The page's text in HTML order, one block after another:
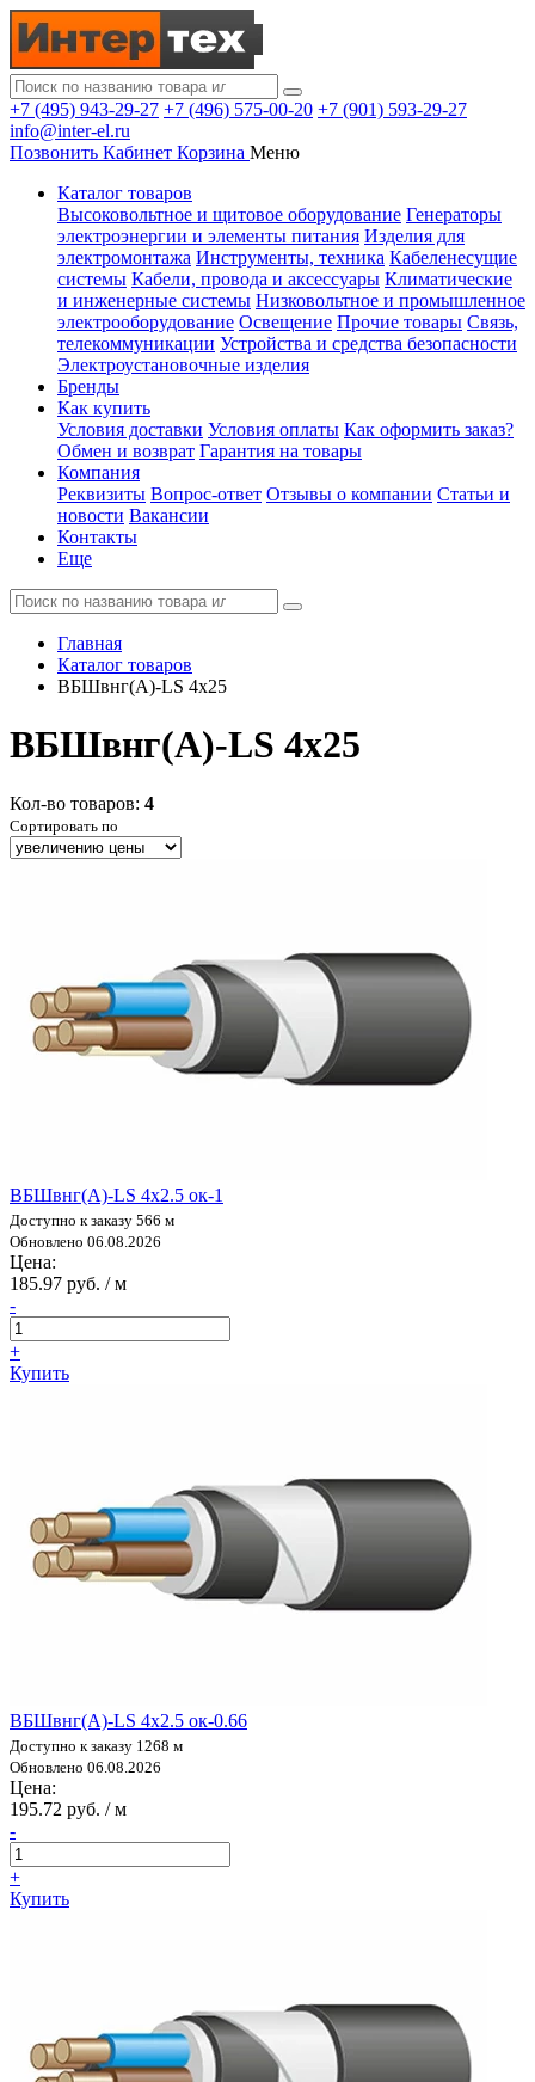
+7 (495) 943-29-27 +7 (496) 575-00-20 +7 (901) 593-29-27
info@inter-el.ru
Позвонить Кабинет Корзина Меню
Каталог товаров
Высоковольтное и щитовое оборудование Генераторы
электроэнергии и элементы питания Изделия для
электромонтажа Инструменты, техника Кабеленесущие
системы Кабели, провода и аксессуары Климатические
и инженерные системы Низковольтное и промышленное
электрооборудование Освещение Прочие товары Связь,
телекоммуникации Устройства и средства безопасности
Электроустановочные изделия
Бренды
Как купить
Условия доставки Условия оплаты Как оформить заказ?
Обмен и возврат Гарантия на товары
Компания
Реквизиты Вопрос-ответ Отзывы о компании Статьи и
новости Вакансии
Контакты
Еще
Главная
Каталог товаров
ВБШвнг(А)-LS 4x25
ВБШвнг(А)-LS 4x25
Кол-во товаров: 4
Сортировать по
ВБШвнг(А)-LS 4х2.5 ок-1
Доступно к заказу 566 м
Обновлено 06.08.2026
Цена:
185.97 руб. / м
-
+
Купить
ВБШвнг(А)-LS 4х2.5 ок-0.66
Доступно к заказу 1268 м
Обновлено 06.08.2026
Цена:
195.72 руб. / м
-
+
Купить